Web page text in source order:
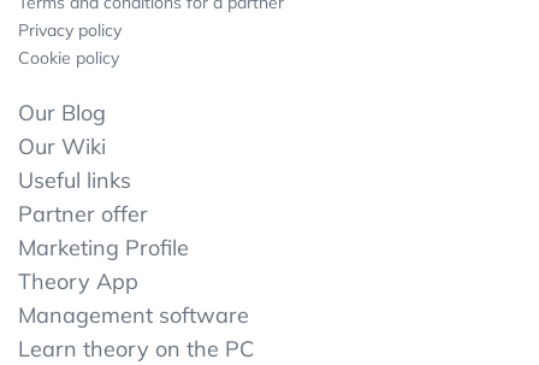
Privacy policy
Cookie policy
Our Blog
Our Wiki
Useful links
Partner offer
Marketing Profile
Theory App
Management software
Learn theory on the PC